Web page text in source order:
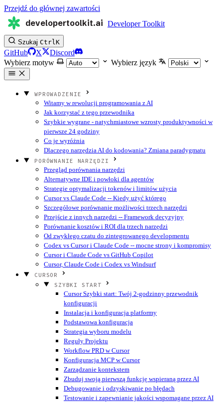
Przejdź do głównej zawartości
developertoolkit.ai Developer Toolkit
Szukaj CtrlK
GitHub X
Discord
Wybierz motyw
Wybierz język
WPROWADZENIE
Witamy w rewolucji programowania z AI
Jak korzystać z tego przewodnika
Szybkie wygrane - natychmiastowe wzrosty produktywności w
pierwsze 24 godziny
Co je wyróżnia
Dlaczego narzędzia AI do kodowania? Zmiana paradygmatu
PORÓWNANIE NARZĘDZI
Przegląd porównania narzędzi
Alternatywne IDE i powłoki dla agentów
Strategie optymalizacji tokenów i limitów użycia
Cursor vs Claude Code -- Kiedy użyć którego
Szczegółowe porównanie możliwości trzech narzędzi
Przejście z innych narzędzi -- Framework decyzyjny
Porównanie kosztów i ROI dla trzech narzędzi
Od zwykłego czatu do zintegrowanego developmentu
Codex vs Cursor i Claude Code -- mocne strony i kompromisy
Cursor i Claude Code vs GitHub Copilot
Cursor, Claude Code i Codex vs Windsurf
CURSOR
SZYBKI START
Cursor Szybki start: Twój 2-godzinny przewodnik
konfiguracji
Instalacja i konfiguracja platformy
Podstawowa konfiguracja
Strategia wyboru modelu
Reguły Projektu
Workflow PRD w Cursor
Konfiguracja MCP w Cursor
Zarządzanie kontekstem
Zbuduj swoją pierwszą funkcję wspieraną przez AI
Debugowanie i odzyskiwanie po błędach
Testowanie i zapewnianie jakości wspomagane przez AI